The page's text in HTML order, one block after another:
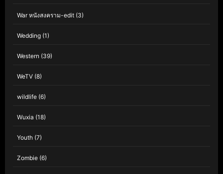
War หนังสงคราม-edit (3)
Wedding (1)
Western (39)
WeTV (8)
wildlife (6)
Wuxia (18)
Youth (7)
Zombie (6)